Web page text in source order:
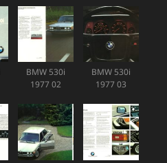
BMW 530i
1977 02
BMW 530i
1977 03